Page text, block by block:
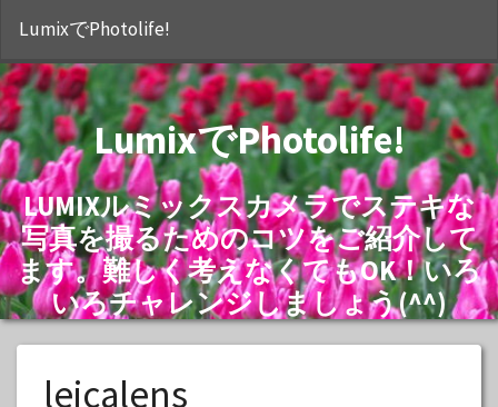
LumixでPhotolife!
LumixでPhotolife!
LUMIXルミックスカメラでステキな
写真を撮るためのコツをご紹介して
ます。難しく考えなくてもOK！いろ
いろチャレンジしましょう(^^)
leicalens